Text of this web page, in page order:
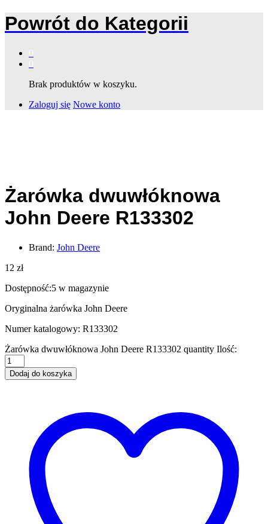
Powrót do Kategorii
Brak produktów w koszyku.
Zaloguj się Nowe konto
Żarówka dwuwłóknowa
John Deere R133302
Brand: John Deere
12 zł
Dostępność:5 w magazynie
Oryginalna żarówka John Deere
Numer katalogowy: R133302
Żarówka dwuwłóknowa John Deere R133302 quantity Ilość:
Dodaj do koszyka